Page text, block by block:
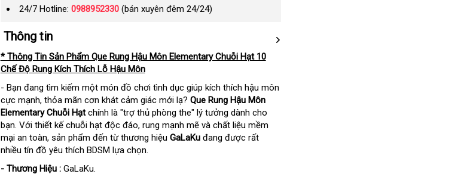
24/7 Hotline: 0988952330(bán xuyên đêm 24/24)
Thông tin
* Thông Tin Sản Phẩm Que Rung Hậu Môn Elementary Chuỗi Hạt 10
Chế Độ Rung Kích Thích Lỗ Hậu Môn
- Bạn đang tìm kiếm một món đồ chơi tình dục giúp kích thích hậu môn
cực mạnh, thỏa mãn cơn khát cảm giác mới lạ? Que Rung Hậu Môn
Elementary Chuỗi Hạtchính là "trợ thủ phòng the" lý tưởng dành cho
bạn. Với thiết kế chuỗi hạt độc đáo, rung mạnh mẽ và chất liệu mềm
mại an toàn, sản phẩm đến từ thương hiệu GaLaKu đang được rất
nhiều tín đồ yêu thích BDSM lựa chọn.
- Thương Hiệu :GaLaKu.